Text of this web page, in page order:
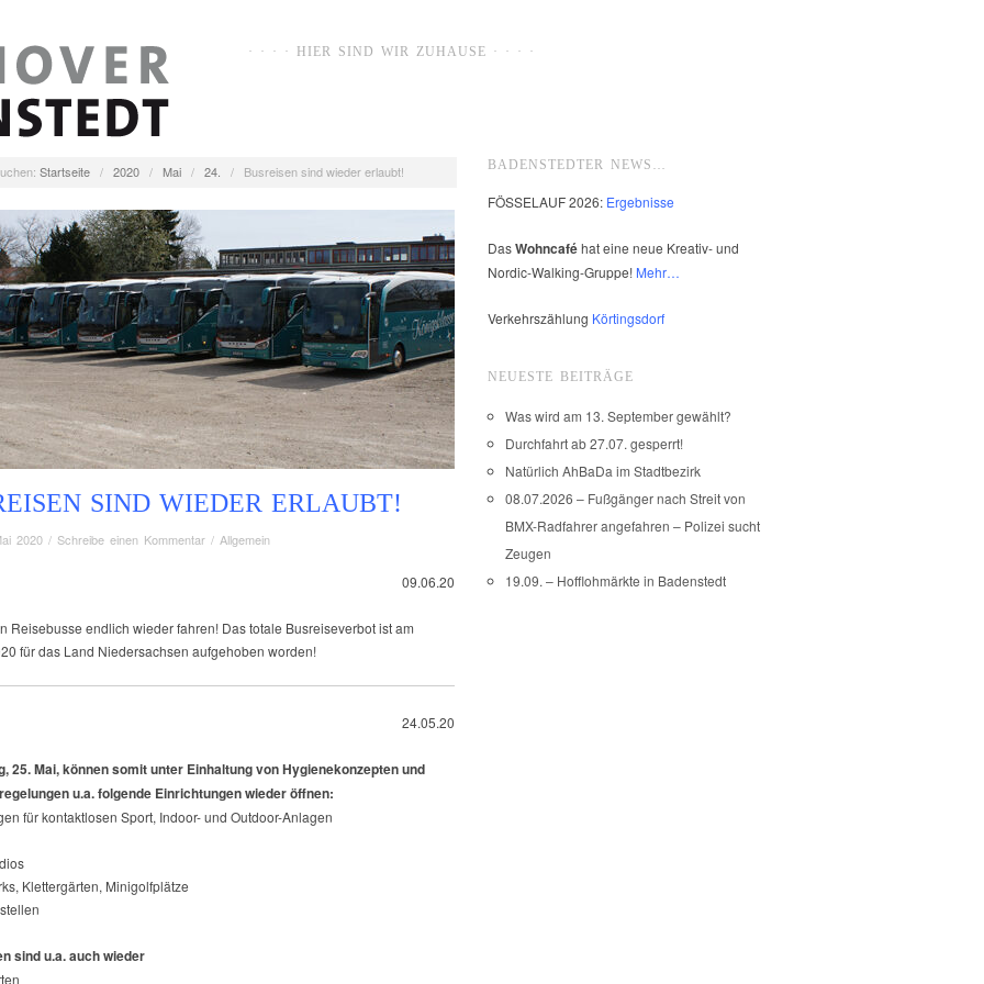
· · · · HIER SIND WIR ZUHAUSE · · · ·
Startseite / 2020 / Mai / 24. / Busreisen sind wieder erlaubt!
SIND WIEDER ERLAUBT!
2020 / Schreibe einen Kommentar / Allgemein
09.06.20
Reisebusse endlich wieder fahren! Das totale Busreiseverbot ist am
für das Land Niedersachsen aufgehoben worden!
24.05.20
25. Mai, können somit unter Einhaltung von Hygienekonzepten und
u.a. folgende Einrichtungen wieder öffnen:
für kontaktlosen Sport, Indoor- und Outdoor-Anlagen
Klettergärten, Minigolfplätze
sind u.a. auch wieder
BADENSTEDTER NEWS…
FÖSSELAUF 2026: Ergebnisse
DasWohncaféhat eine neue Kreativ- und
Nordic-Walking-Gruppe! Mehr…
Verkehrszählung Körtingsdorf
NEUESTE BEITRÄGE
Was wird am 13. September gewählt?
Durchfahrt ab 27.07. gesperrt!
Natürlich AhBaDa im Stadtbezirk
08.07.2026 – Fußgänger nach Streit von
BMX-Radfahrer angefahren – Polizei sucht
Zeugen
19.09. – Hofflohmärkte in Badenstedt